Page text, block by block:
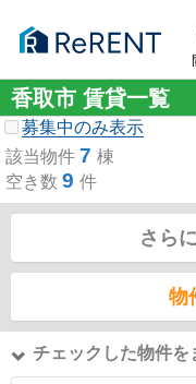
香取市 賃貸一覧
募集中のみ表示
該当物件 7 棟
空き数 9 件
さら
物
チェックした物件を